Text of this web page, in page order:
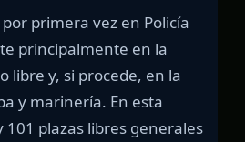
primera vez en Policía
principalmente en la
libre y, si procede, en la
y marinería. En esta
plazas libres generales